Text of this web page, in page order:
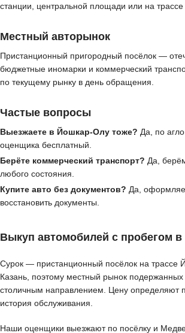
станции, центральной площади или на трассе
Местный авторынок
Пристанционный пригородный посёлок —
бюджетные иномарки и коммерческий
по текущему рынку в день обращения.
Частые вопросы
Выезжаете в Йошкар-Олу тоже? Да, по
оценщика бесплатный.
Берёте коммерческий транспорт? Да,
любого состояния.
Купите авто без документов? Да,
восстановить документы.
Выкуп автомобилей с пробегом в
Сурок — пристанционный посёлок на
Казань, поэтому местный рынок
столичным направлением. Цену определяют
история обслуживания.
Наши оценщики выезжают по посёлку и